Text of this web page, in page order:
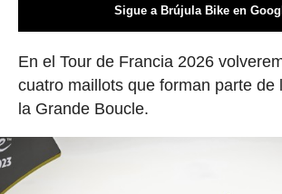
Sigue a Brújula Bike en
En el Tour de Francia 2026
cuatro maillots que forman parte de
la Grande Boucle.